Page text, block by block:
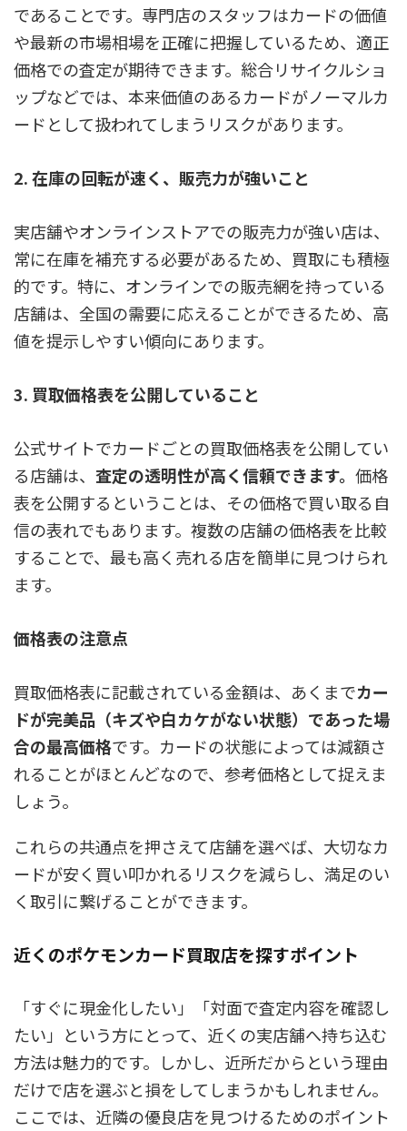
であることです。専門店のスタッフはカードの価値
や最新の市場相場を正確に把握しているため、適正
価格での査定が期待できます。総合リサイクルショ
ップなどでは、本来価値のあるカードがノーマルカ
ードとして扱われてしまうリスクがあります。
2. 在庫の回転が速く、販売力が強いこと
実店舗やオンラインストアでの販売力が強い店は、
常に在庫を補充する必要があるため、買取にも積極
的です。 特に、オンラインでの販売網を持っている
店舗は、全国の需要に応えることができるため、高
値を提示しやすい傾向にあります。
3. 買取価格表を公開していること
公式サイトでカードごとの買取価格表を公開してい
る店舗は、 査定の透明性が高く信頼できます。 価格
表を公開するということは、その価格で買い取る自
信の表れでもあります。複数の店舗の価格表を比較
することで、最も高く売れる店を簡単に見つけられ
ます。
価格表の注意点
買取価格表に記載されている金額は、あくまでカー
ドが完美品（キズや白カケがない状態）であった場
合の最高価格です。カードの状態によっては減額さ
れることがほとんどなので、参考価格として捉えま
しょう。
これらの共通点を押さえて店舗を選べば、大切なカ
ードが安く買い叩かれるリスクを減らし、満足のい
く取引に繋げることができます。
近くのポケモンカード買取店を探すポイント
「すぐに現金化したい」「対面で査定内容を確認し
たい」という方にとって、近くの実店舗へ持ち込む
方法は魅力的です。しかし、近所だからという理由
だけで店を選ぶと損をしてしまうかもしれません。
ここでは、近隣の優良店を見つけるためのポイント